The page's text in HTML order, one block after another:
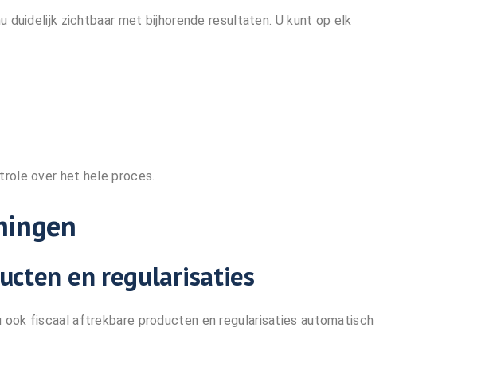
duidelijk zichtbaar met bijhorende resultaten. U kunt op elk
over het hele proces.
en regularisaties
fiscaal aftrekbare producten en regularisaties automatisch